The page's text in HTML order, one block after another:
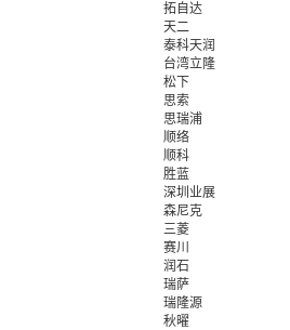
拓自达
天二
泰科天润
台湾立隆
松下
思索
思瑞浦
顺络
顺科
胜蓝
深圳业展
森尼克
三菱
赛川
润石
瑞萨
瑞隆源
秋曜